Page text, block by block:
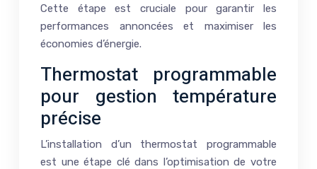
Cette étape est cruciale pour garantir les
performances annoncées et maximiser les
économies d’énergie.
Thermostat programmable
pour gestion température
précise
L’installation d’un thermostat programmable
est une étape clé dans l’optimisation de votre